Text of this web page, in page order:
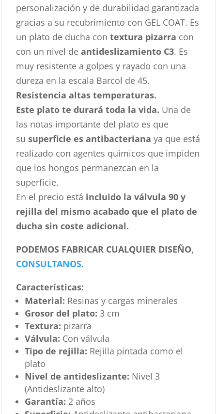
personalización y de durabilidad garantizada
gracias a su recubrimiento con GEL COAT. Es
un plato de ducha con textura pizarra con
con un nivel deantideslizamiento C3. Es
muy resistente a golpes y rayado con una
dureza en la escala Barcol de 45.
Resistencia altas temperaturas.
Este plato te durará toda la vida. Una de
las notas importante del plato es que
susuperficie es antibacterianaya que está
realizado con agentes químicos que impiden
que los hongos permanezcan en la
superficie.
En el precio está incluido la válvula 90 y
rejilla del mismo acabado que el plato de
ducha sin coste adicional.
PODEMOS FABRICAR CUALQUIER DISEÑO,
CONSULTANOS.
Características:
Material: Resinas y cargas minerales
Grosor del plato: 3 cm
Textura: pizarra
Válvula: Con válvula
Tipo de rejilla: Rejilla pintada como el
plato
Nivel de antideslizante: Nivel 3
(Antideslizante alto)
Garantía: 2 años